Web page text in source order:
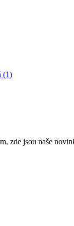
(1)
zde jsou naše